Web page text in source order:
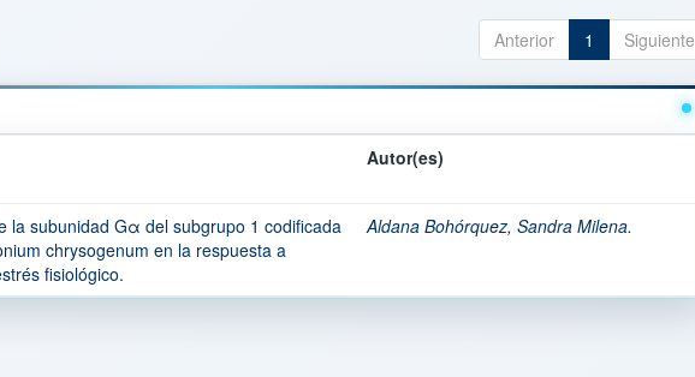
Anterior 1 Siguiente
Autor(es)
la subunidad Gα del subgrupo 1 codificada
chrysogenum en la respuesta a
fisiológico.
Aldana Bohórquez, Sandra Milena.